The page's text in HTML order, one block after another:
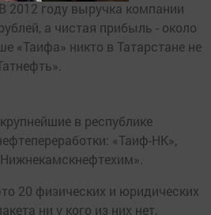
2012 году выручка компании
а чистая прибыль - около
«Таифа» никто в Татарстане не
в республике
«Таиф-НК»,
20 физических и юридических
ни у кого из них нет,